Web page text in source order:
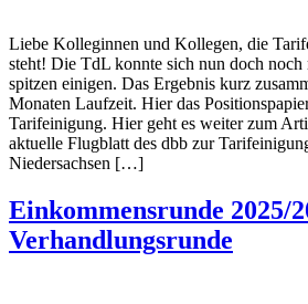
Liebe Kolle­ginnen und Kollegen, die
steht! Die TdL konnte sich nun doch
spitzen einigen. Das Ergebnis kurz
Monaten Lauf­zeit. Hier das
Tarif­ei­ni­gung. Hier geht es weiter zum
aktu­elle Flug­blatt des dbb zur
Niedersachsen […]
Einkom­mens­runde 2025/
Verhandlungsrunde